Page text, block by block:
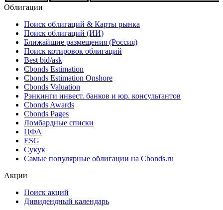
Облигации
Поиск облигаций & Карты рынка
Поиск облигаций (ИИ)
Ближайшие размещения (Россия)
Поиск котировок облигаций
Best bid/ask
Cbonds Estimation
Cbonds Estimation Onshore
Cbonds Valuation
Рэнкинги инвест. банков и юр. консультантов
Cbonds Awards
Cbonds Pages
Ломбардные списки
ЦФА
ESG
Сукук
Самые популярные облигации на Cbonds.ru
Акции
Поиск акций
Дивидендный календарь